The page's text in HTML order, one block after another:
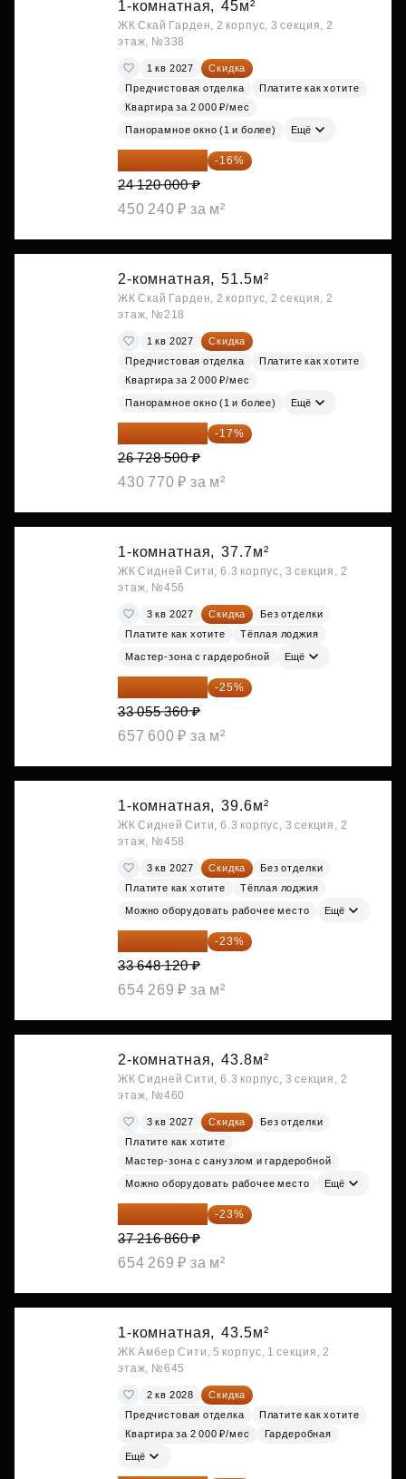
1-комнатная, 45м²
ЖК Скай Гарден, 2 корпус, 3 секция, 2
этаж, №338
1 кв 2027
Скидка
Предчистовая отделка
Платите как хотите
Квартира за 2 000 ₽/мес
Панорамное окно (1 и более) Ещё
20 260 800 ₽ -16%
24 120 000 ₽
450 240 ₽ за м²
2-комнатная, 51.5м²
ЖК Скай Гарден, 2 корпус, 2 секция, 2
этаж, №218
1 кв 2027
Скидка
Предчистовая отделка
Платите как хотите
Квартира за 2 000 ₽/мес
Панорамное окно (1 и более) Ещё
22 184 655 ₽ -17%
26 728 500 ₽
430 770 ₽ за м²
1-комнатная, 37.7м²
ЖК Сидней Сити, 6.3 корпус, 3 секция, 2
этаж, №456
3 кв 2027 Скидка
Без отделки
Платите как хотите
Тёплая лоджия
Мастер-зона с гардеробной Ещё
24 791 520 ₽ -25%
33 055 360 ₽
657 600 ₽ за м²
1-комнатная, 39.6м²
ЖК Сидней Сити, 6.3 корпус, 3 секция, 2
этаж, №458
3 кв 2027 Скидка
Без отделки
Платите как хотите
Тёплая лоджия
Можно оборудовать рабочее место Ещё
25 909 052 ₽ -23%
33 648 120 ₽
654 269 ₽ за м²
2-комнатная, 43.8м²
ЖК Сидней Сити, 6.3 корпус, 3 секция, 2
этаж, №460
3 кв 2027 Скидка
Без отделки
Платите как хотите
Мастер-зона с санузлом и гардеробной
Можно оборудовать рабочее место Ещё
28 656 982 ₽ -23%
37 216 860 ₽
654 269 ₽ за м²
1-комнатная, 43.5м²
ЖК Амбер Сити, 5 корпус, 1 секция, 2
этаж, №645
2 кв 2028
Скидка
Предчистовая отделка
Платите как хотите
Квартира за 2 000 ₽/мес
Гардеробная
Ещё